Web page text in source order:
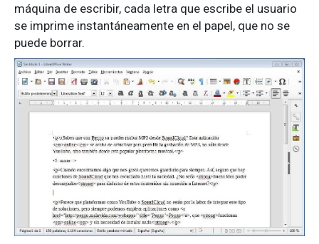
máquina de escribir, cada letra que escribe el usuario
se imprime instantáneamente en el papel, que no se
puede borrar.